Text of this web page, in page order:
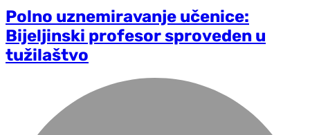
Polno uznemiravanje učenice:
Bijeljinski profesor sproveden u
tužilaštvo